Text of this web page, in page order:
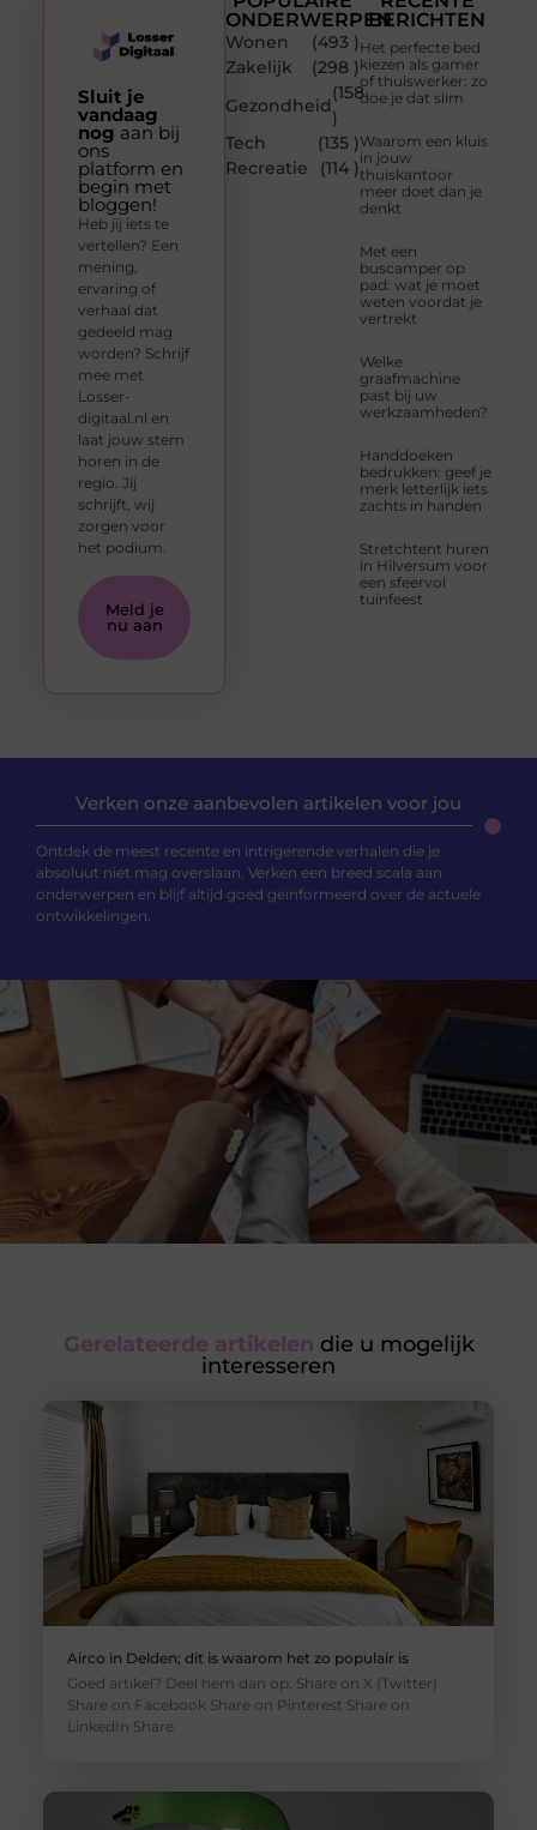
ONDERWERPEN
Wonen
(493 )
Zakelijk
(298 )
Gezondheid
(158
)
Tech
(135 )
Recreatie
(114 )
BERICHTEN
Het perfecte bed
kiezen als gamer
of thuiswerker: zo
doe je dat slim
Waarom een kluis
in jouw
thuiskantoor
meer doet dan je
denkt
Met een
buscamper op
pad: wat je moet
weten voordat je
vertrekt
Welke
graafmachine
past bij uw
werkzaamheden?
Handdoeken
bedrukken: geef je
merk letterlijk iets
zachts in handen
Stretchtent huren
in Hilversum voor
een sfeervol
tuinfeest
Sluit je
vandaag
nog aan bij
ons
platform en
begin met
bloggen!
Heb jij iets te
vertellen? Een
mening,
ervaring of
verhaal dat
gedeeld mag
worden? Schrijf
mee met
Losser-
digitaal.nl en
laat jouw stem
horen in de
regio. Jij
schrijft, wij
zorgen voor
het podium.
Meld je
nu aan
Verken onze aanbevolen artikelen voor jou
Ontdek de meest recente en intrigerende verhalen die je
absoluut niet mag overslaan. Verken een breed scala aan
onderwerpen en blijf altijd goed geïnformeerd over de actuele
ontwikkelingen.
Gerelateerde artikelen die u mogelijk
interesseren
Airco in Delden; dit is waarom het zo populair is
Goed artikel? Deel hem dan op: Share on X (Twitter)
Share on Facebook Share on Pinterest Share on
LinkedIn Share